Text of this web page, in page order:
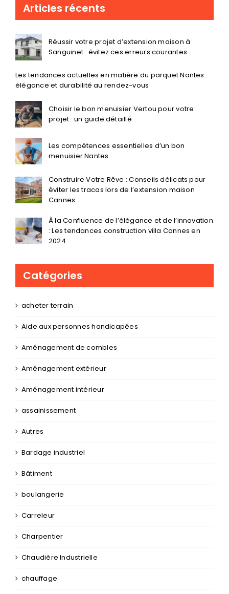
Articles récents
Réussir votre projet d’extension maison à
Sanguinet : évitez ces erreurs courantes
Les tendances actuelles en matière du parquet Nantes :
élégance et durabilité au rendez-vous
Choisir le bon menuisier Vertou pour votre
projet : un guide détaillé
Les compétences essentielles d’un bon
menuisier Nantes
Construire Votre Rêve : Conseils délicats pour
éviter les tracas lors de l’extension maison
Cannes
À la Confluence de l’élégance et de l’innovation
: Les tendances construction villa Cannes en
2024
Catégories
acheter terrain
Aide aux personnes handicapées
Aménagement de combles
Aménagement extérieur
Aménagement intérieur
assainissement
Autres
Bardage industriel
Bâtiment
boulangerie
Carreleur
Charpentier
Chaudière Industrielle
chauffage